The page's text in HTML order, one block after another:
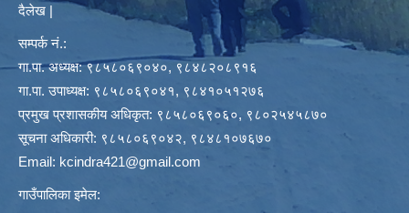
दैलेख |
सम्पर्क नं.:
गा.पा. अध्यक्ष: ९८५८०६९०४०, ९८४८२०८९१६
गा.पा. उपाध्यक्ष: ९८५८०६९०४१, ९८४१०५१२७६
प्रमुख प्रशासकीय अधिकृत: ९८५८०६९०६०, ९८०२५४५८७०
सूचना अधिकारी: ९८५८०६९०४२, ९८४८१०७६७०
Email: kcindra421@gmail.com
गाउँपालिका इमेल: